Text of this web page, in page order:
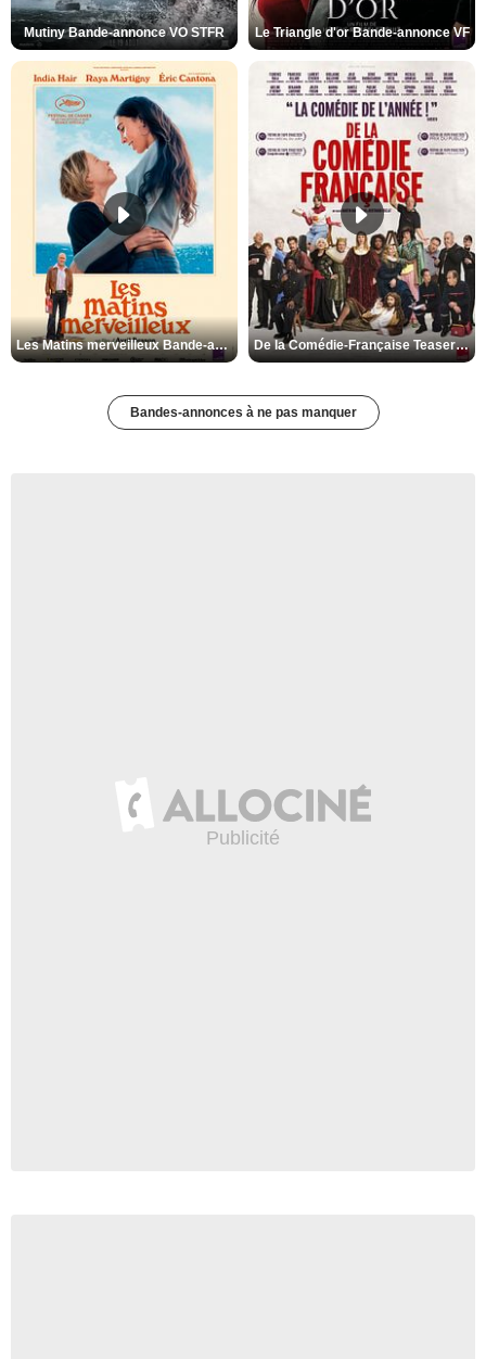
Mutiny Bande-annonce VO STFR Le Triangle d'or Bande-annonce VF
Les Matins merveilleux Bande-annonce VF De la Comédie-Française Teaser VF
Bandes-annonces à ne pas manquer